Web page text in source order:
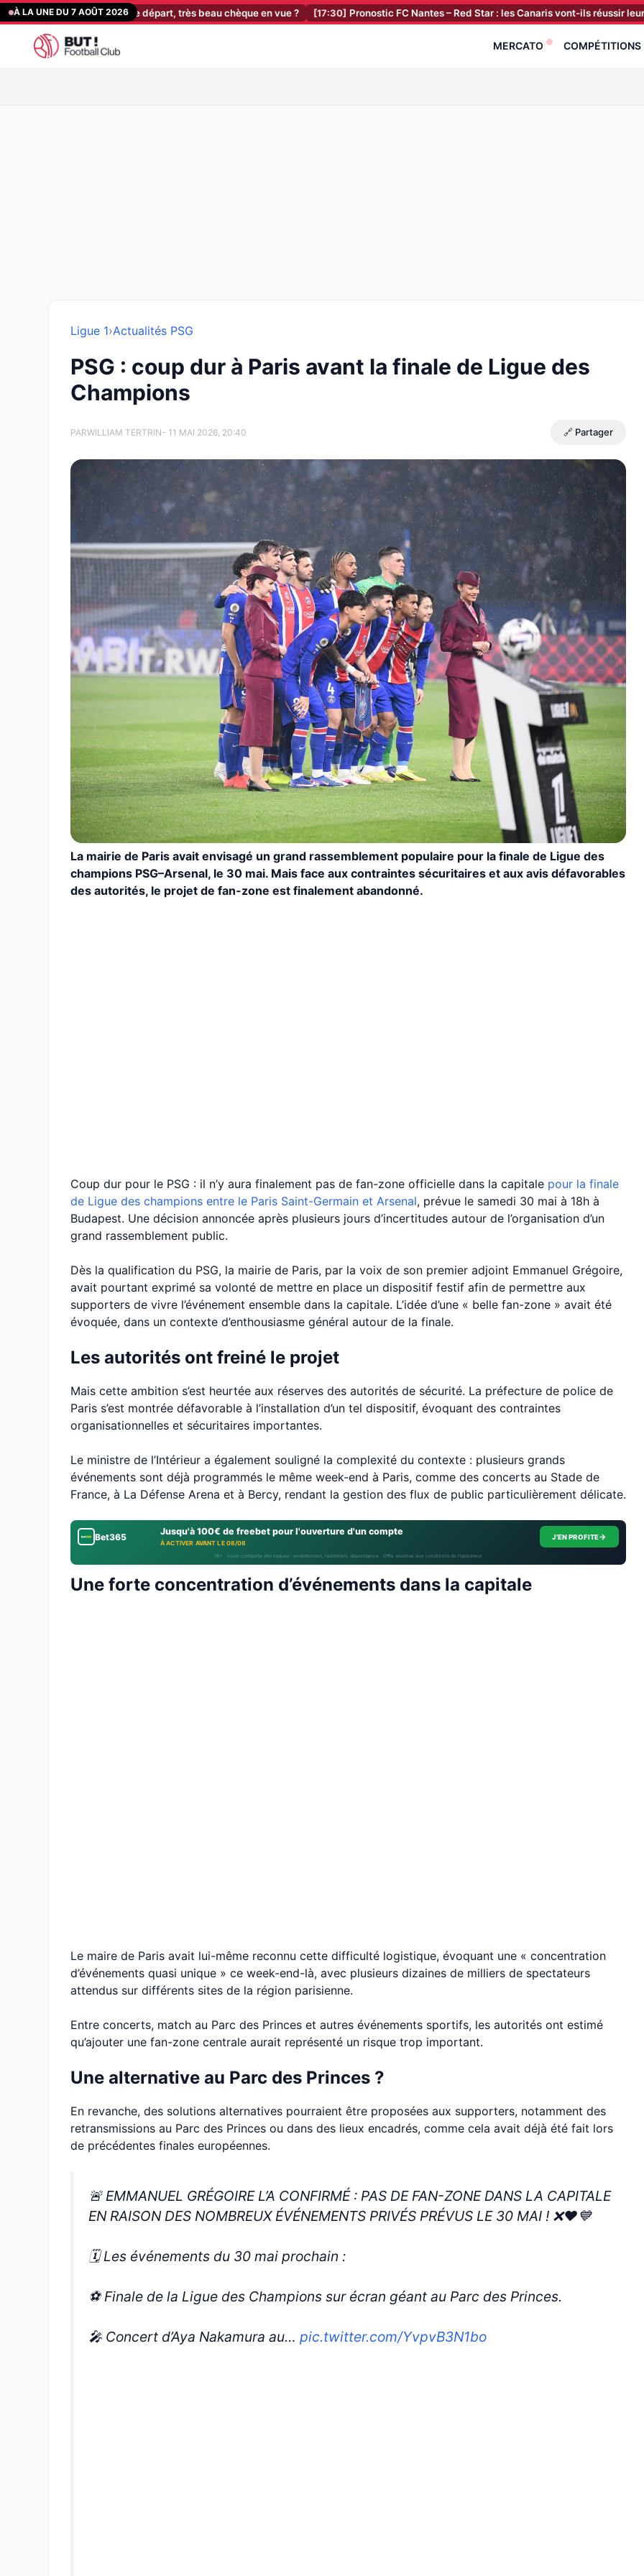
Aller
au
contenu
À LA UNE DU 7 AOÛT 2026
attaquant sur le départ, très beau chèque en vue ? [17:30] Pronostic FC Nantes – Red Star : les Canaris vont-ils réussir leur retour en
MERCATO COMPÉTITIONS
Ligue 1›Actualités PSG
PSG : coup dur à Paris avant la finale de Ligue des
Champions
PARWILLIAM TERTRIN- 11 MAI 2026, 20:40 🔗 Partager
La mairie de Paris avait envisagé un grand rassemblement populaire pour la finale de Ligue des
champions PSG–Arsenal, le 30 mai. Mais face aux contraintes sécuritaires et aux avis défavorables
des autorités, le projet de fan-zone est finalement abandonné.
Coup dur pour le PSG : il n’y aura finalement pas de fan-zone officielle dans la capitale pour la finale
de Ligue des champions entre le Paris Saint-Germain et Arsenal, prévue le samedi 30 mai à 18h à
Budapest. Une décision annoncée après plusieurs jours d’incertitudes autour de l’organisation d’un
grand rassemblement public.
Dès la qualification du PSG, la mairie de Paris, par la voix de son premier adjoint Emmanuel Grégoire,
avait pourtant exprimé sa volonté de mettre en place un dispositif festif afin de permettre aux
supporters de vivre l’événement ensemble dans la capitale. L’idée d’une « belle fan-zone » avait été
évoquée, dans un contexte d’enthousiasme général autour de la finale.
Les autorités ont freiné le projet
Mais cette ambition s’est heurtée aux réserves des autorités de sécurité. La préfecture de police de
Paris s’est montrée défavorable à l’installation d’un tel dispositif, évoquant des contraintes
organisationnelles et sécuritaires importantes.
Le ministre de l’Intérieur a également souligné la complexité du contexte : plusieurs grands
événements sont déjà programmés le même week-end à Paris, comme des concerts au Stade de
France, à La Défense Arena et à Bercy, rendant la gestion des flux de public particulièrement délicate.
Bet365 Jusqu'à 100€ de freebet pour l'ouverture d'un compte
À ACTIVER AVANT LE 08/08
J'EN PROFITE→
18+ · Jouer comporte des risques : endettement, isolement, dépendance · Offre soumise aux conditions de l’opérateur.
Une forte concentration d’événements dans la capitale
Le maire de Paris avait lui-même reconnu cette difficulté logistique, évoquant une « concentration
d’événements quasi unique » ce week-end-là, avec plusieurs dizaines de milliers de spectateurs
attendus sur différents sites de la région parisienne.
Entre concerts, match au Parc des Princes et autres événements sportifs, les autorités ont estimé
qu’ajouter une fan-zone centrale aurait représenté un risque trop important.
Une alternative au Parc des Princes ?
En revanche, des solutions alternatives pourraient être proposées aux supporters, notamment des
retransmissions au Parc des Princes ou dans des lieux encadrés, comme cela avait déjà été fait lors
de précédentes finales européennes.
🚨 EMMANUEL GRÉGOIRE L’A CONFIRMÉ : PAS DE FAN-ZONE DANS LA CAPITALE
EN RAISON DES NOMBREUX ÉVÉNEMENTS PRIVÉS PRÉVUS LE 30 MAI ! ❌❤️💙
🗓️ Les événements du 30 mai prochain :
⚽️ Finale de la Ligue des Champions sur écran géant au Parc des Princes.
🎤 Concert d’Aya Nakamura au… pic.twitter.com/YvpvB3N1bo